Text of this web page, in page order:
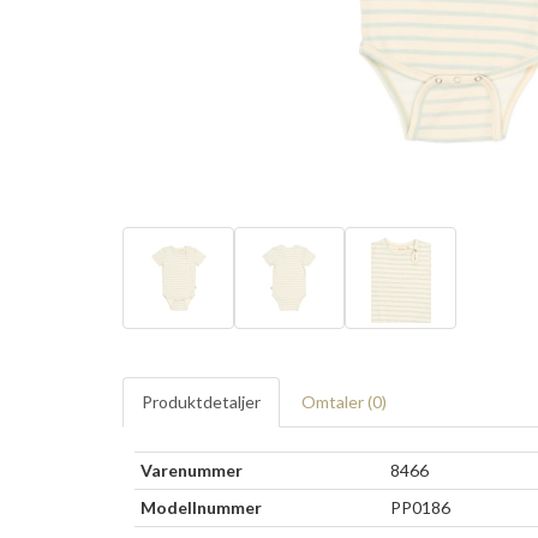
Produktdetaljer Omtaler (0)
Varenummer
8466
Modellnummer
PP0186